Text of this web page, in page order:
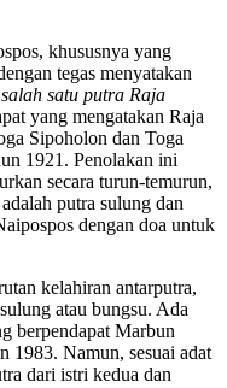
khususnya yang
tegas menyatakan
satu putra Raja
yang mengatakan Raja
Sipoholon dan Toga
1921. Penolakan ini
secara turun-temurun,
putra sulung dan
dengan doa untuk
kelahiran antarputra,
atau bungsu. Ada
berpendapat Marbun
1983. Namun, sesuai adat
dari istri kedua dan